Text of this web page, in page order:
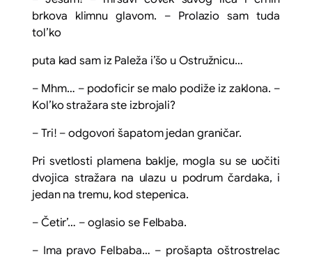
brkova klimnu glavom. – Prolazio sam tuda
tol’ko
puta kad sam iz Paleža i’šo u Ostružnicu…
– Mhm… – podoficir se malo podiže iz zaklona. –
Kol’ko stražara ste izbrojali?
– Tri! – odgovori šapatom jedan graničar.
Pri svetlosti plamena baklje, mogla su se uočiti
dvojica stražara na ulazu u podrum čardaka, i
jedan na tremu, kod stepenica.
– Četir’… – oglasio se Felbaba.
– Ima pravo Felbaba… – prošapta oštrostrelac